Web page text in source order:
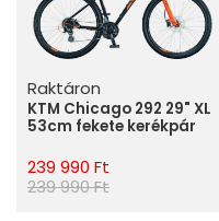
Raktáron
KTM Chicago 292 29" XL
53cm fekete kerékpár
239 990 Ft
239 990 Ft